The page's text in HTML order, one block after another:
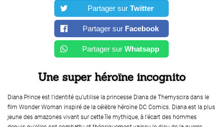
Partager sur Twitter
Partager sur Facebook
Partager sur Whatsapp
Une super héroïne incognito
Diana Prince est l'identité qu'utilise la princesse Diana de Themyscira dans le
film Wonder Woman inspiré de la célèbre héroïne DC Comics. Diana est la plus
jeune des amazones vivant sur cette île mythique, à l'écart des hommes